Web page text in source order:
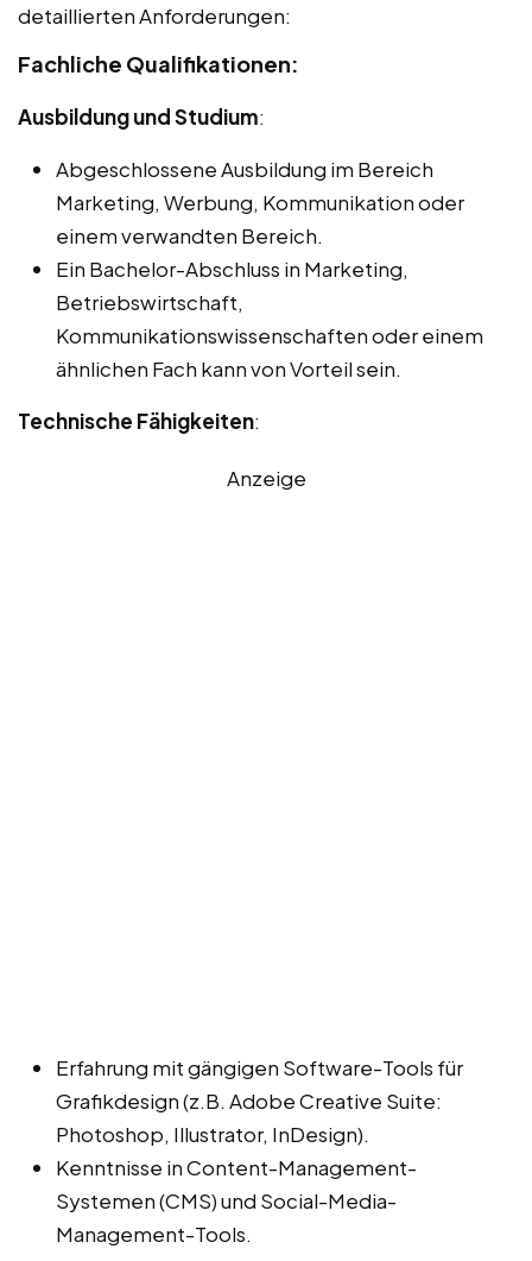
detaillierten Anforderungen:
Fachliche Qualifikationen:
Ausbildung und Studium:
Abgeschlossene Ausbildung im Bereich
Marketing, Werbung, Kommunikation oder
einem verwandten Bereich.
Ein Bachelor-Abschluss in Marketing,
Betriebswirtschaft,
Kommunikationswissenschaften oder einem
ähnlichen Fach kann von Vorteil sein.
Technische Fähigkeiten:
Anzeige
Erfahrung mit gängigen Software-Tools für
Grafikdesign (z.B. Adobe Creative Suite:
Photoshop, Illustrator, InDesign).
Kenntnisse in Content-Management-
Systemen (CMS) und Social-Media-
Management-Tools.